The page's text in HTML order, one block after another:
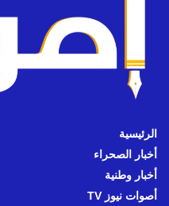
الرئيسية
أخبار الصحراء
أخبار وطنية
أصوات نيوز TV